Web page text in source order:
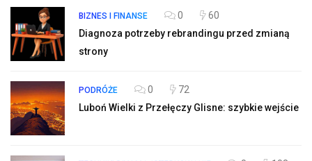
BIZNES I FINANSE 0
60
Diagnoza potrzeby rebrandingu przed zmianą
strony
PODRÓŻE 0
72
Luboń Wielki z Przełęczy Glisne: szybkie wejście